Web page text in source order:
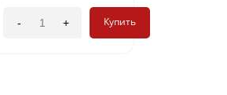
- + Купить